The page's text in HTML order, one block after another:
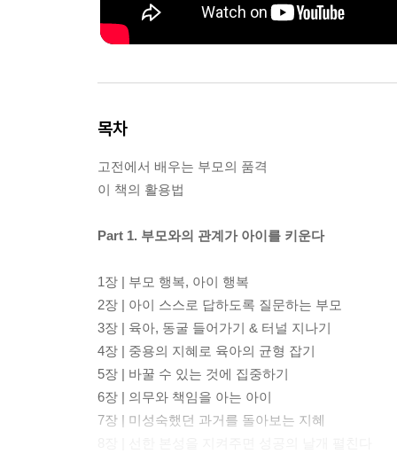
목차
고전에서 배우는 부모의 품격
이 책의 활용법
Part 1. 부모와의 관계가 아이를 키운다
1장 | 부모 행복, 아이 행복
2장 | 아이 스스로 답하도록 질문하는 부모
3장 | 육아, 동굴 들어가기 & 터널 지나기
4장 | 중용의 지혜로 육아의 균형 잡기
5장 | 바꿀 수 있는 것에 집중하기
6장 | 의무와 책임을 아는 아이
7장 | 미성숙했던 과거를 돌아보는 지혜